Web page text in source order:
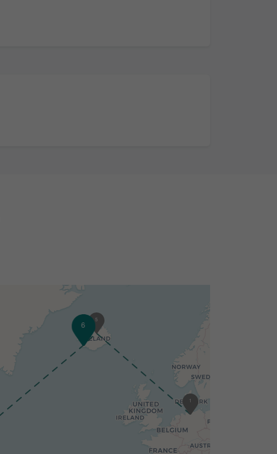
1
5
6